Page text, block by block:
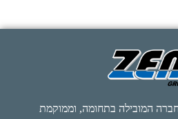
המובילה בתחומה, וממוקמת